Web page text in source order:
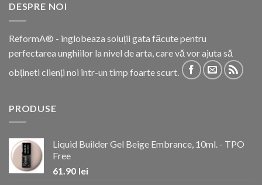
DESPRE NOI
ReformA® - inglobeaza soluții gata făcute pentru
perfectarea unghiilor la nivel de arta, care vă vor ajuta să
obțineti clienți noi într-un timp foarte scurt.
PRODUSE
Liquid Builder Gel Beige Embrance, 10ml. - TPO
Free
61.90 lei